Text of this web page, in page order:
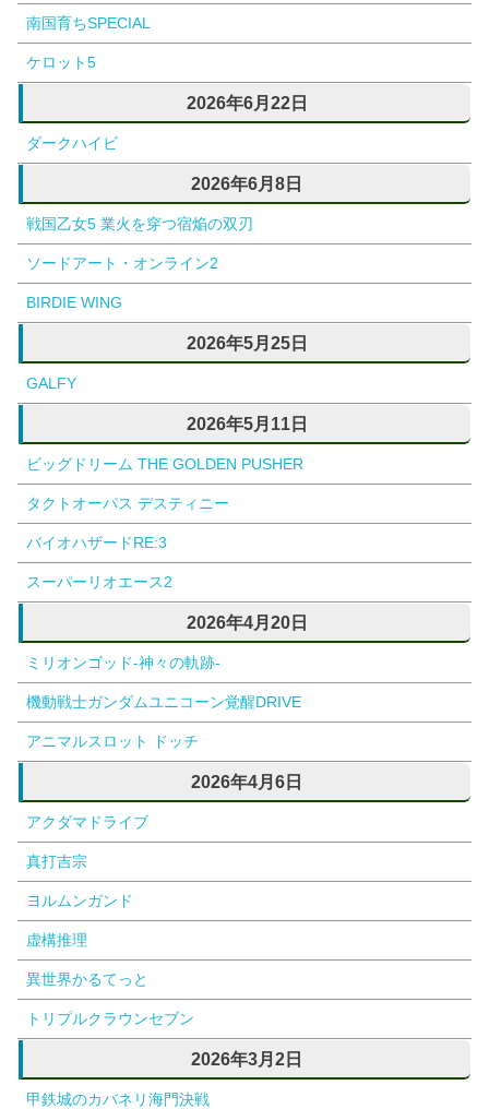
南国育ちSPECIAL
ケロット5
2026年6月22日
ダークハイビ
2026年6月8日
戦国乙女5 業火を穿つ宿焔の双刃
ソードアート・オンライン2
BIRDIE WING
2026年5月25日
GALFY
2026年5月11日
ビッグドリーム THE GOLDEN PUSHER
タクトオーパス デスティニー
バイオハザードRE:3
スーパーリオエース2
2026年4月20日
ミリオンゴッド-神々の軌跡-
機動戦士ガンダムユニコーン覚醒DRIVE
アニマルスロット ドッチ
2026年4月6日
アクダマドライブ
真打吉宗
ヨルムンガンド
虚構推理
異世界かるてっと
トリプルクラウンセブン
2026年3月2日
甲鉄城のカバネリ海門決戦